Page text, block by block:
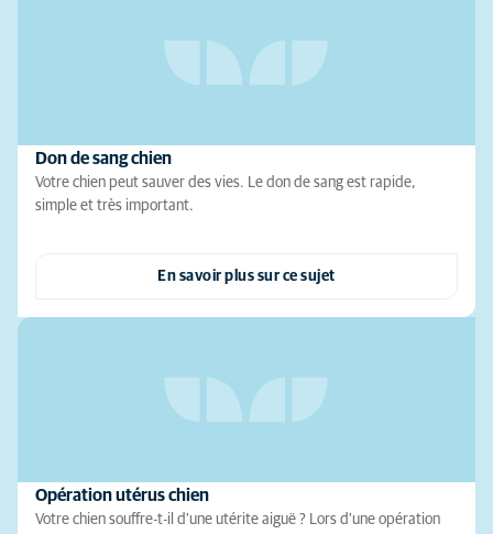
Don de sang chien
Votre chien peut sauver des vies. Le don de sang est rapide,
simple et très important.
En savoir plus sur ce sujet
Opération utérus chien
Votre chien souffre-t-il d'une utérite aiguë ? Lors d'une opération